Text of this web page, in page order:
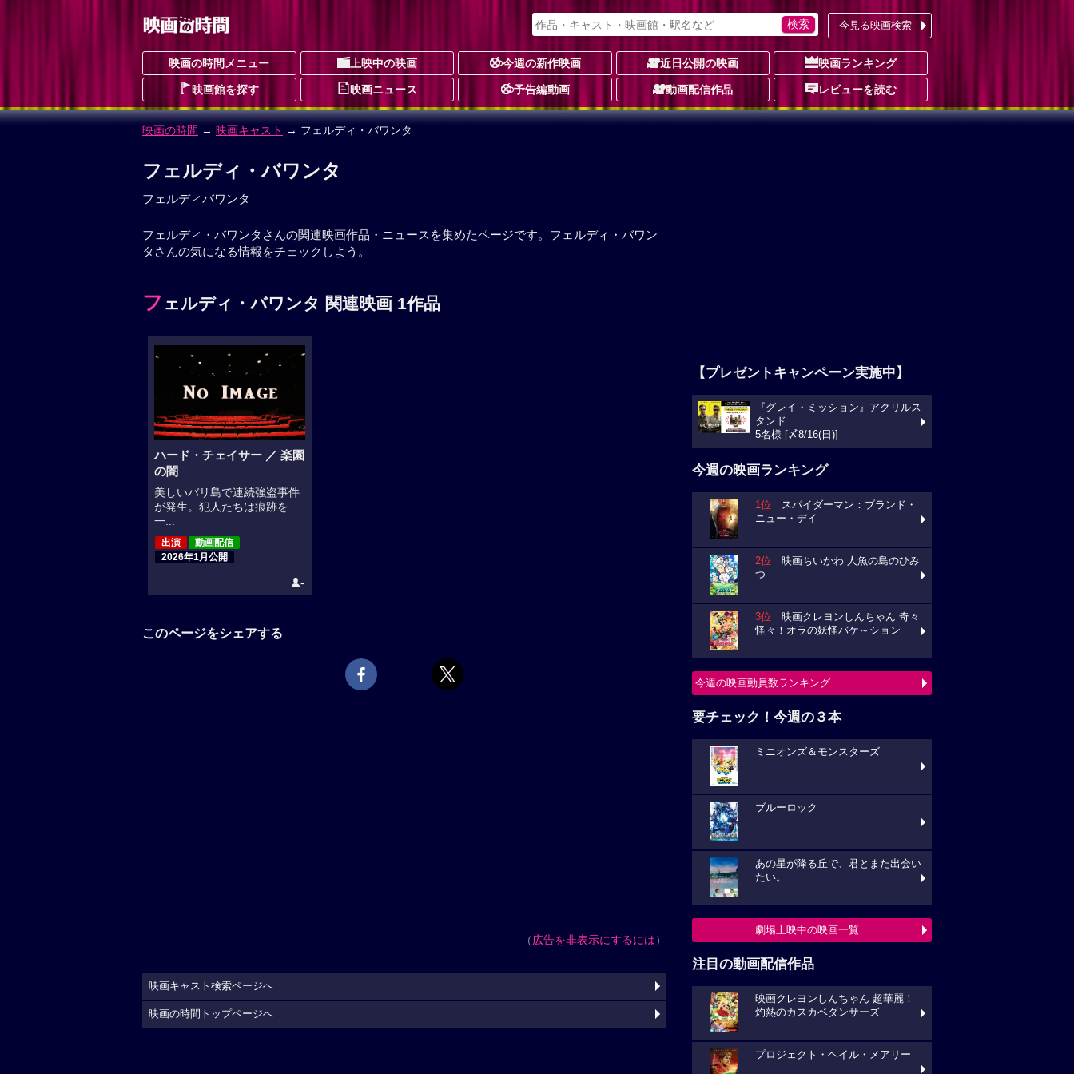
今見る映画検索
映画の時間メニュー 上映中の映画 今週の新作映画 近日公開の映画 映画ランキング
映画館を探す 映画ニュース 予告編動画 動画配信作品 レビューを読む
映画の時間 → 映画キャスト → フェルディ・バワンタ
フェルディ・バワンタ
フェルディバワンタ
フェルディ・バワンタさんの関連映画作品・ニュースを集めたページです。フェルディ・バワン
タさんの気になる情報をチェックしよう。
フ ェルディ・バワンタ 関連映画 1作品
ハード・チェイサー ／ 楽園
の闇
美しいバリ島で連続強盗事件
が発生。犯人たちは痕跡を
一...
出演
動画配信
2026年1月公開
-
このページをシェアする
（広告を非表示にするには）
【プレゼントキャンペーン実施中】
『グレイ・ミッション』アクリルス
タンド
5名様 [〆8/16(日)]
今週の映画ランキング
1位 スパイダーマン：ブランド・
ニュー・デイ
2位 映画ちいかわ 人魚の島のひみ
つ
3位 映画クレヨンしんちゃん 奇々
怪々！オラの妖怪バケ～ション
今週の映画動員数ランキング
要チェック！今週の３本
ミニオンズ＆モンスターズ
ブルーロック
あの星が降る丘で、君とまた出会い
たい。
劇場上映中の映画一覧
注目の動画配信作品
映画クレヨンしんちゃん 超華麗！
灼熱のカスカベダンサーズ
プロジェクト・ヘイル・メアリー
映画キャスト検索ページへ
映画の時間トップページへ